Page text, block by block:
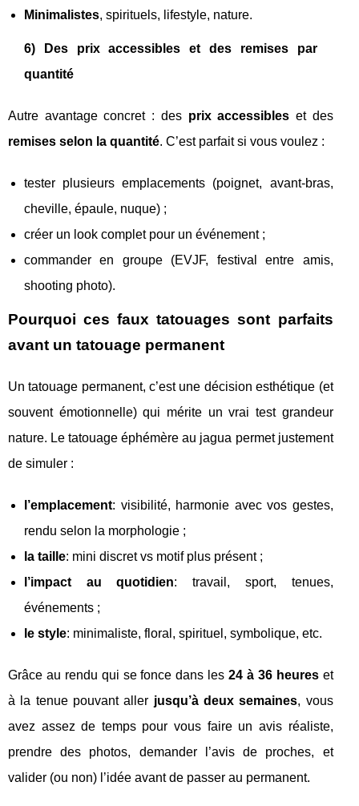
Minimalistes, spirituels, lifestyle, nature.
6) Des prix accessibles et des remises par
quantité
Autre avantage concret : des prix accessibles et des
remises selon la quantité. C’est parfait si vous voulez :
tester plusieurs emplacements (poignet, avant-bras,
cheville, épaule, nuque) ;
créer un look complet pour un événement ;
commander en groupe (EVJF, festival entre amis,
shooting photo).
Pourquoi ces faux tatouages sont parfaits
avant un tatouage permanent
Un tatouage permanent, c’est une décision esthétique (et
souvent émotionnelle) qui mérite un vrai test grandeur
nature. Le tatouage éphémère au jagua permet justement
de simuler :
l’emplacement: visibilité, harmonie avec vos gestes,
rendu selon la morphologie ;
la taille: mini discret vs motif plus présent ;
l’impact au quotidien: travail, sport, tenues,
événements ;
le style: minimaliste, floral, spirituel, symbolique, etc.
Grâce au rendu qui se fonce dans les24 à 36 heureset
à la tenue pouvant aller jusqu’à deux semaines, vous
avez assez de temps pour vous faire un avis réaliste,
prendre des photos, demander l’avis de proches, et
valider (ou non) l’idée avant de passer au permanent.